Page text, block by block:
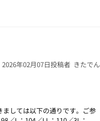
投稿者 きたでん
年02月07日
しては以下の通りです。ご参